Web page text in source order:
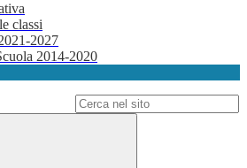
classi
2027
2014-2020